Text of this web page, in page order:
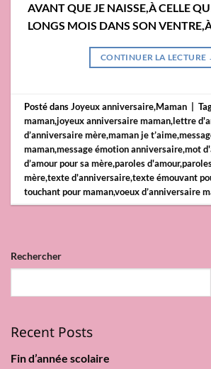
AVANT QUE JE NAISSE,À CELLE
LONGS MOIS DANS SON
CONTINUER LA LECTURE
Posté dansJoyeux anniversaire,Maman
maman,joyeux anniversaire maman,lettre
d’anniversaire mère,maman je t’aime,
maman,message émotion anniversaire,mot
d’amour pour sa mère,paroles d'amour,
mère,texte d'anniversaire,texte émouvant
touchant pour maman,voeux d’anniversaire
Rechercher
Recent Posts
Fin d’année scolaire